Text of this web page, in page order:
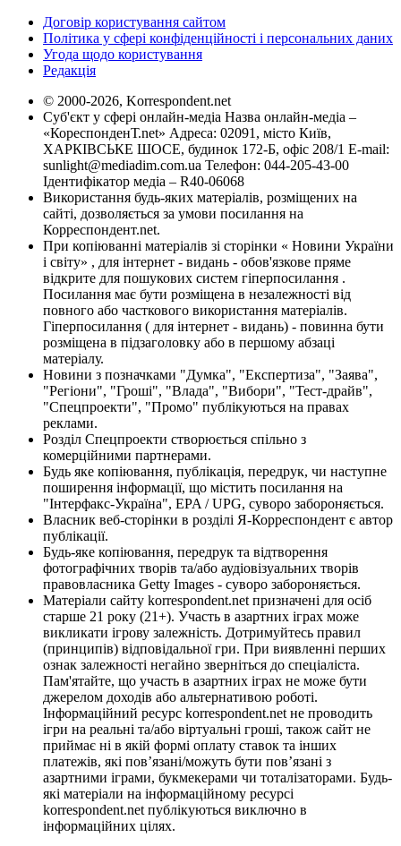
Договір користування сайтом
Політика у сфері конфіденційності і персональних даних
Угода щодо користування
Редакція
© 2000-2026, Korrespondent.net
Суб'єкт у сфері онлайн-медіа Назва онлайн-медіа –
«КореспонденТ.net» Адреса: 02091, місто Київ,
ХАРКІВСЬКЕ ШОСЕ, будинок 172-Б, офіс 208/1 E-mail:
sunlight@mediadim.com.ua Телефон: 044-205-43-00
Ідентифікатор медіа – R40-06068
Використання будь-яких матеріалів, розміщених на
сайті, дозволяється за умови посилання на
Корреспондент.net.
При копіюванні матеріалів зі сторінки « Новини України
і світу» , для інтернет - видань - обов'язкове пряме
відкрите для пошукових систем гіперпосилання .
Посилання має бути розміщена в незалежності від
повного або часткового використання матеріалів.
Гіперпосилання ( для інтернет - видань) - повинна бути
розміщена в підзаголовку або в першому абзаці
матеріалу.
Новини з позначками "Думка", "Експертиза", "Заява",
"Регіони", "Гроші", "Влада", "Вибори", "Тест-драйв",
"Спецпроекти", "Промо" публікуються на правах
реклами.
Розділ Спецпроекти створюється спільно з
комерційними партнерами.
Будь яке копіювання, публікація, передрук, чи наступне
поширення інформації, що містить посилання на
"Інтерфакс-Україна", EPA / UPG, суворо забороняється.
Власник веб-сторінки в розділі Я-Корреспондент є автор
публікації.
Будь-яке копіювання, передрук та відтворення
фотографічних творів та/або аудіовізуальних творів
правовласника Getty Images - суворо забороняється.
Матеріали сайту korrespondent.net призначені для осіб
старше 21 року (21+). Участь в азартних іграх може
викликати ігрову залежність. Дотримуйтесь правил
(принципів) відповідальної гри. При виявленні перших
ознак залежності негайно зверніться до спеціаліста.
Пам'ятайте, що участь в азартних іграх не може бути
джерелом доходів або альтернативою роботі.
Інформаційний ресурс korrespondent.net не проводить
ігри на реальні та/або віртуальні гроші, також сайт не
приймає ні в якій формі оплату ставок та інших
платежів, які пов’язані/можуть бути пов’язані з
азартними іграми, букмекерами чи тоталізаторами. Будь-
які матеріали на інформаційному ресурсі
korrespondent.net публікуються виключно в
інформаційних цілях.